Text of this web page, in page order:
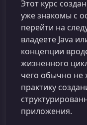
Этот курс
уже знакомы с
перейти на
владеете Java
концепции
жизненного
чего обычно не
практику
приложения.